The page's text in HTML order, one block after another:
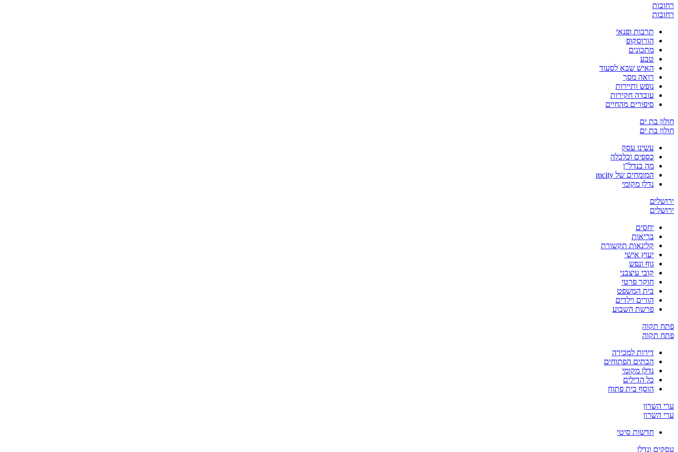
רחובות
רחובות
תרבות ופנאי
הורוסקופ
מתכונים
טבע
האיש שבא לסעוד
רואה מסך
נופש ותיירות
עובדה חקירות
סיפורים מהחיים
חולון בת ים
חולון בת ים
עשינו עסק
כספים וכלכלה
מה בנדל”ן
המומחים של mcity
נדלן מקומי
ירושלים
ירושלים
יחסים
בריאות
קלינאות תקשורת
יעוץ אישי
גוף ונפש
קובי עיצבני
חוקר פרטי
בית המשפט
הורים וילדים
פרשת השבוע
פתח תקוה
פתח תקוה
דירות למכירה
הבתים הפתוחים
נדלן מקומי
כל הדילים
הוסף בית פתוח
ערי השרון
ערי השרון
חדשות סיטי
עסקים ונדלן